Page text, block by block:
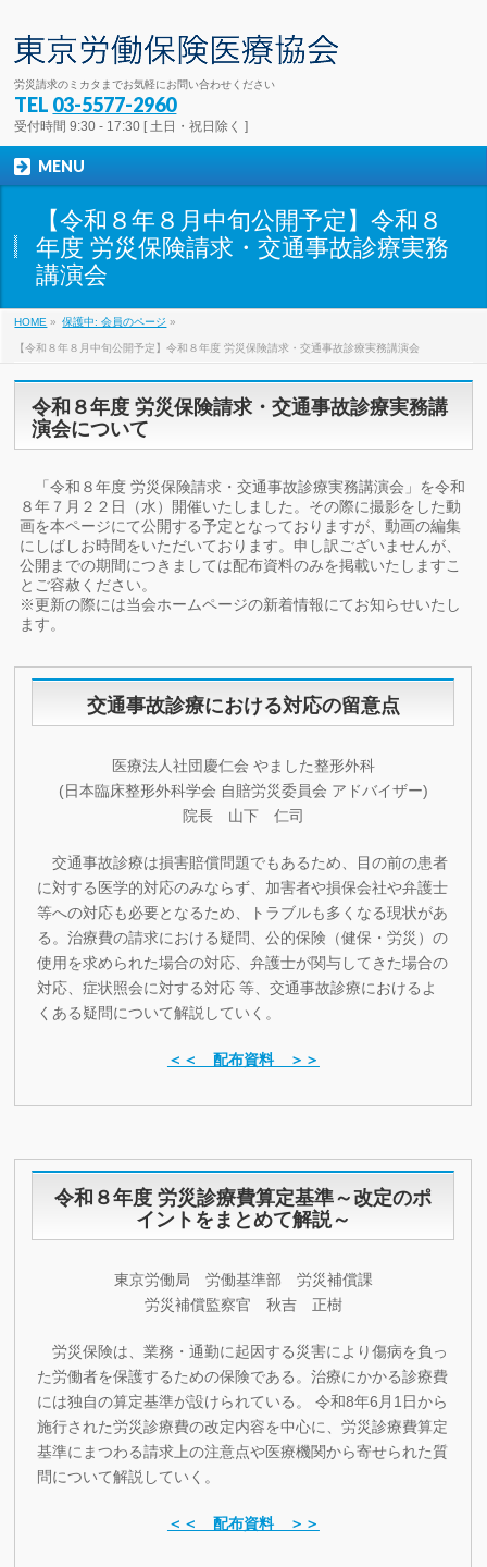
労災請求のミカタまでお気軽にお問い合わせください
TEL 03-5577-2960
受付時間 9:30 - 17:30 [ 土日・祝日除く ]
MENU
【令和８年８月中旬公開予定】令和８
年度 労災保険請求・交通事故診療実務
講演会
HOME » 保護中: 会員のページ »
【令和８年８月中旬公開予定】令和８年度 労災保険請求・交通事故診療実務講演会
令和８年度 労災保険請求・交通事故診療実務講
演会について
「令和８年度 労災保険請求・交通事故診療実務講演会」を令和
８年７月２２日（水）開催いたしました。その際に撮影をした動
画を本ページにて公開する予定となっておりますが、動画の編集
にしばしお時間をいただいております。申し訳ございませんが、
公開までの期間につきましては配布資料のみを掲載いたしますこ
とご容赦ください。
※更新の際には当会ホームページの新着情報にてお知らせいたし
ます。
交通事故診療における対応の留意点
医療法人社団慶仁会 やました整形外科
(日本臨床整形外科学会 自賠労災委員会 アドバイザー)
院長 山下 仁司
交通事故診療は損害賠償問題でもあるため、目の前の患者
に対する医学的対応のみならず、加害者や損保会社や弁護士
等への対応も必要となるため、トラブルも多くなる現状があ
る。治療費の請求における疑問、公的保険（健保・労災）の
使用を求められた場合の対応、弁護士が関与してきた場合の
対応、症状照会に対する対応 等、交通事故診療におけるよ
くある疑問について解説していく。
＜＜ 配布資料 ＞＞
令和８年度 労災診療費算定基準～改定のポ
イントをまとめて解説～
東京労働局 労働基準部 労災補償課
労災補償監察官 秋吉 正樹
労災保険は、業務・通勤に起因する災害により傷病を負っ
た労働者を保護するための保険である。治療にかかる診療費
には独自の算定基準が設けられている。 令和8年6月1日から
施行された労災診療費の改定内容を中心に、労災診療費算定
基準にまつわる請求上の注意点や医療機関から寄せられた質
問について解説していく。
＜＜ 配布資料 ＞＞